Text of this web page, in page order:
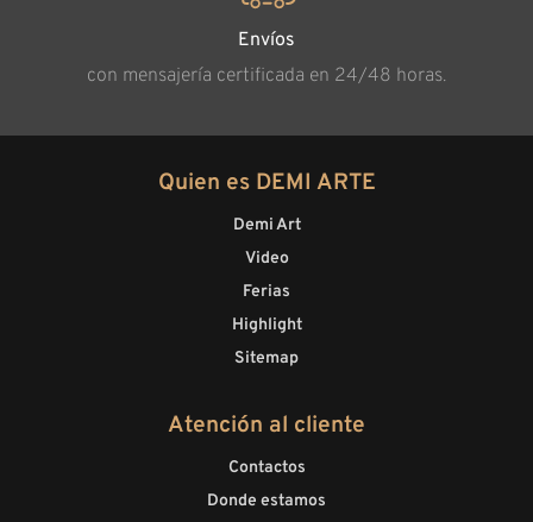
Envíos
con mensajería certificada en 24/48 horas.
Quien es DEMI ARTE
Demi Art
Video
Ferias
Highlight
Sitemap
Atención al cliente
Contactos
Donde estamos